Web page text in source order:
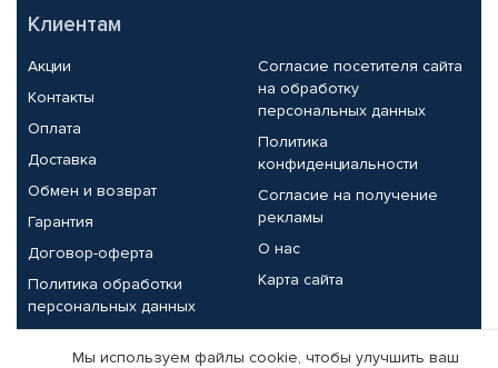
Клиентам
Акции
Контакты
Оплата
Доставка
Обмен и возврат
Гарантия
Договор-оферта
Политика обработки
персональных данных
Согласие посетителя сайта
на обработку
персональных данных
Политика
конфиденциальности
Согласие на получение
рекламы
О нас
Карта сайта
Партнерам
Мы используем файлы cookie, чтобы улучшить ваш